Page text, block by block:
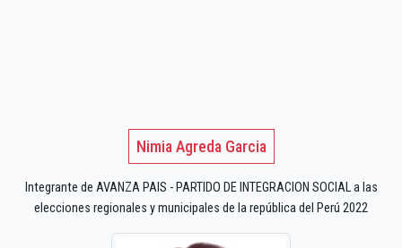
Nimia Agreda Garcia
Integrante de AVANZA PAIS - PARTIDO DE INTEGRACION SOCIAL a las
elecciones regionales y municipales de la república del Perú 2022